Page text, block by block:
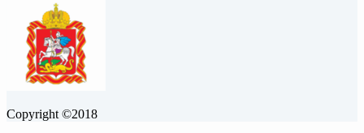
Copyright ©2018